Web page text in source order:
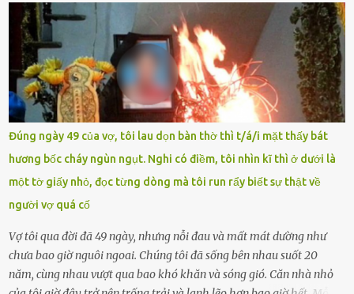
chưa phù hợp, gây xôn xao, bức xúc trong dư luận. Ngay sau đó,
Trường THPT Chuyên Nguyễn Tất Thành báo cáo xác nhận tài
khoản Chu Vinh là của học sinh Chu Ngọc Quang Vinh, lớp 12 Anh
của nhà trường. Nam sinh này từng giành ngôi vô địch, mang về
vòng nguyệt quế cuộc thi tháng 1, quý I, Đường lên đỉnh Olympia
năm thứ 24. Quá trình giáo dục, học sinh Chu Ngọc Quang Vinh đã
nhận thức được nội dung bài viết của bản thân trên mạng xã hội
ngày 1.9 là chưa phù hợp nên đã chủ động gỡ bài viết và đăng bài
xin lỗi trên trang Facebook cá nhân. Chu Ngọc Quang Vinh làm việc
với cơ quan chức năng. Ảnh: Đơn vị cung...
Đúng ngày 49 của vợ, tôi lau dọn bàn thờ thì t/á/i mặt thấy bát
hương bốc cháy ngùn ngụt. Nghi có điềm, tôi nhìn kĩ thì ở dưới là
một tờ giấy nhỏ, đọc từng dòng mà tôi run rẩy biết sự thật về
người vợ quá cố
Vợ tôi qua đời đã 49 ngày, nhưng nỗi đau và mất mát dường như
chưa bao giờ nguôi ngoai. Chúng tôi đã sống bên nhau suốt 20
năm, cùng nhau vượt qua bao khó khăn và sóng gió. Căn nhà nhỏ